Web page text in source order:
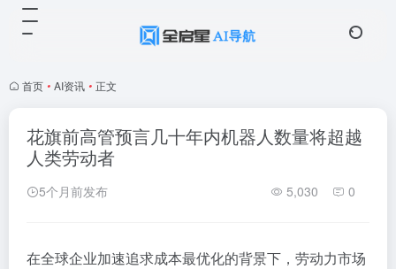
首页 • AI资讯 • 正文
花旗前高管预言几十年内机器人数量将超越
人类劳动者
5个月前发布 5,030 0
在全球企业加速追求成本最优化的背景下，劳动力市场